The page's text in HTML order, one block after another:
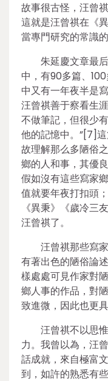
故事很古怪，汪曾
這就是汪曾祺在《
當專門研究的常識的
朱延慶文章最
中，有90多篇、
中又有一年夜半是
汪曾祺善于察看生
不做筆記，但很少
他的記憶中。”[7]
故理解那么多陋俗
鄉的人和事，其優
假如沒有這些寫家
值就要年夜打扣頭
《異秉》《歲冷三
汪曾祺了。
汪曾祺那些寫
有著出色的陋俗論
樣處處可見作家對
鄉人事的作品，對
致進微，因此也更
汪曾祺不以思
力。我曾以為，汪
話成就，來自極富
到，如許的熟悉有